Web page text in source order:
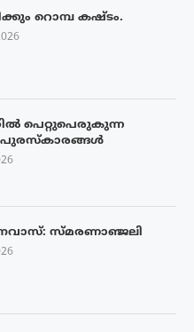
റൊമ്പ കഷ്ടം.
പെറ്റുപെരുകുന്ന
പുരസ്‌കാരങ്ങൾ
സ്മരണാഞ്ജലി